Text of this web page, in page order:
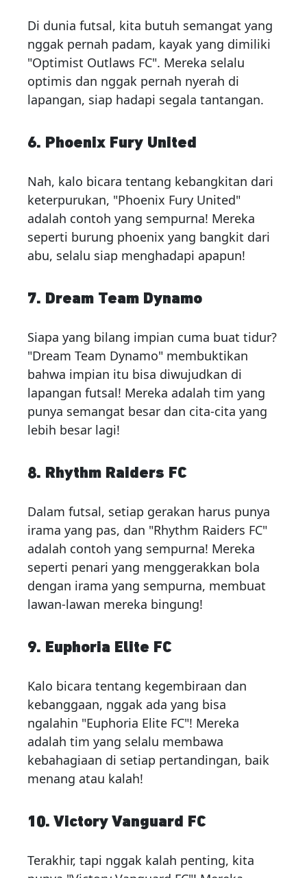
Di dunia futsal, kita butuh semangat yang
nggak pernah padam, kayak yang dimiliki
"Optimist Outlaws FC". Mereka selalu
optimis dan nggak pernah nyerah di
lapangan, siap hadapi segala tantangan.
6. Phoenix Fury United
Nah, kalo bicara tentang kebangkitan dari
keterpurukan, "Phoenix Fury United"
adalah contoh yang sempurna! Mereka
seperti burung phoenix yang bangkit dari
abu, selalu siap menghadapi apapun!
7. Dream Team Dynamo
Siapa yang bilang impian cuma buat tidur?
"Dream Team Dynamo" membuktikan
bahwa impian itu bisa diwujudkan di
lapangan futsal! Mereka adalah tim yang
punya semangat besar dan cita-cita yang
lebih besar lagi!
8. Rhythm Raiders FC
Dalam futsal, setiap gerakan harus punya
irama yang pas, dan "Rhythm Raiders FC"
adalah contoh yang sempurna! Mereka
seperti penari yang menggerakkan bola
dengan irama yang sempurna, membuat
lawan-lawan mereka bingung!
9. Euphoria Elite FC
Kalo bicara tentang kegembiraan dan
kebanggaan, nggak ada yang bisa
ngalahin "Euphoria Elite FC"! Mereka
adalah tim yang selalu membawa
kebahagiaan di setiap pertandingan, baik
menang atau kalah!
10. Victory Vanguard FC
Terakhir, tapi nggak kalah penting, kita